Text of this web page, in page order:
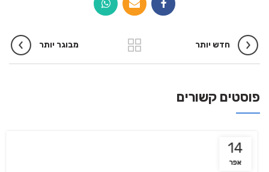
חדש יותר מבוגר יותר
פוסטים קשורים
14
אפר